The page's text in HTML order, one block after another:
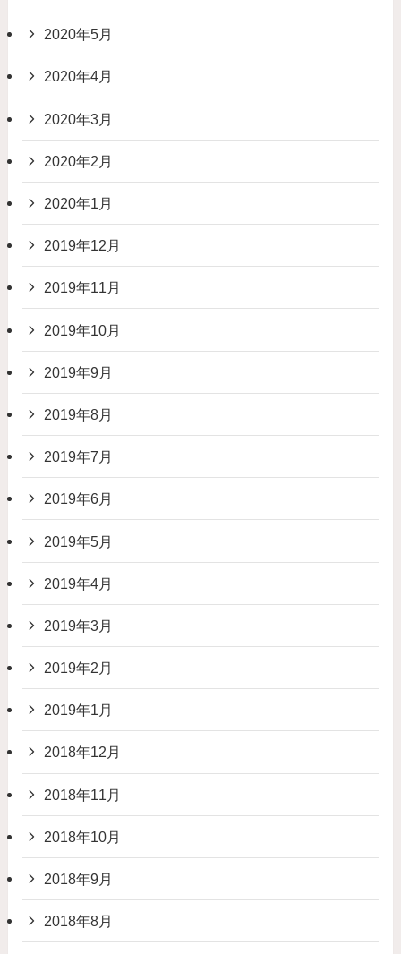
2020年5月
2020年4月
2020年3月
2020年2月
2020年1月
2019年12月
2019年11月
2019年10月
2019年9月
2019年8月
2019年7月
2019年6月
2019年5月
2019年4月
2019年3月
2019年2月
2019年1月
2018年12月
2018年11月
2018年10月
2018年9月
2018年8月